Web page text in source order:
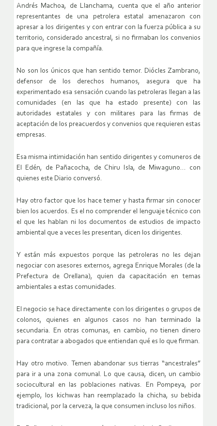
Andrés Machoa, de Llanchama, cuenta que el año anterior
representantes de una petrolera estatal amenazaron con
apresar a los dirigentes y con entrar con la fuerza pública a su
territorio, considerado ancestral, si no firmaban los convenios
para que ingrese la compañía.
No son los únicos que han sentido temor. Diócles Zambrano,
defensor de los derechos humanos, asegura que ha
experimentado esa sensación cuando las petroleras llegan a las
comunidades (en las que ha estado presente) con las
autoridades estatales y con militares para las firmas de
aceptación de los preacuerdos y convenios que requieren estas
empresas.
Esa misma intimidación han sentido dirigentes y comuneros de
El Edén, de Pañacocha, de Chiru Isla, de Miwaguno… con
quienes este Diario conversó.
Hay otro factor que los hace temer y hasta firmar sin conocer
bien los acuerdos. Es el no comprender el lenguaje técnico con
el que les hablan ni los documentos de estudios de impacto
ambiental que a veces les presentan, dicen los dirigentes.
Y están más expuestos porque las petroleras no les dejan
negociar con asesores externos, agrega Enrique Morales (de la
Prefectura de Orellana), quien da capacitación en temas
ambientales a estas comunidades.
El negocio se hace directamente con los dirigentes o grupos de
colonos, quienes en algunos casos no han terminado la
secundaria. En otras comunas, en cambio, no tienen dinero
para contratar a abogados que entiendan qué es lo que firman.
Hay otro motivo. Temen abandonar sus tierras “ancestrales”
para ir a una zona comunal. Lo que causa, dicen, un cambio
sociocultural en las poblaciones nativas. En Pompeya, por
ejemplo, los kichwas han reemplazado la chicha, su bebida
tradicional, por la cerveza, la que consumen incluso los niños.